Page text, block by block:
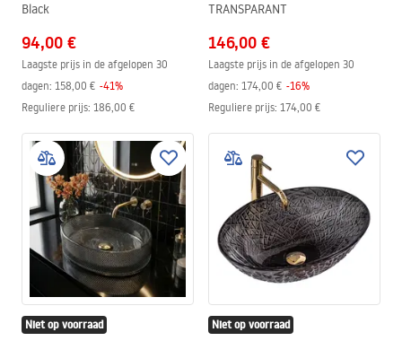
Black
94,00 €
Laagste prijs in de afgelopen 30
dagen: 158,00 € -41%
Reguliere prijs: 186,00 €
TRANSPARANT
146,00 €
Laagste prijs in de afgelopen 30
dagen: 174,00 € -16%
Reguliere prijs: 174,00 €
Niet op voorraad Niet op voorraad